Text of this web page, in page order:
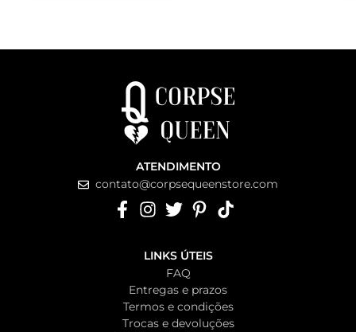
ATENDIMENTO
contato@corpsequeenstore.com
LINKS ÚTEIS
FAQ
Entregas e prazos
Termos e condições
Trocas e devoluções